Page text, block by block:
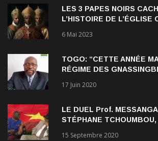
LES 3 PAPES NOIRS
L’HISTOIRE DE L’ÉGLISE
6 Mai 2023
TOGO: “CETTE ANNÉE
RÉGIME DES
17 Juin 2020
LE DUEL Prof.
STÉPHANE
15 Septembre 2020